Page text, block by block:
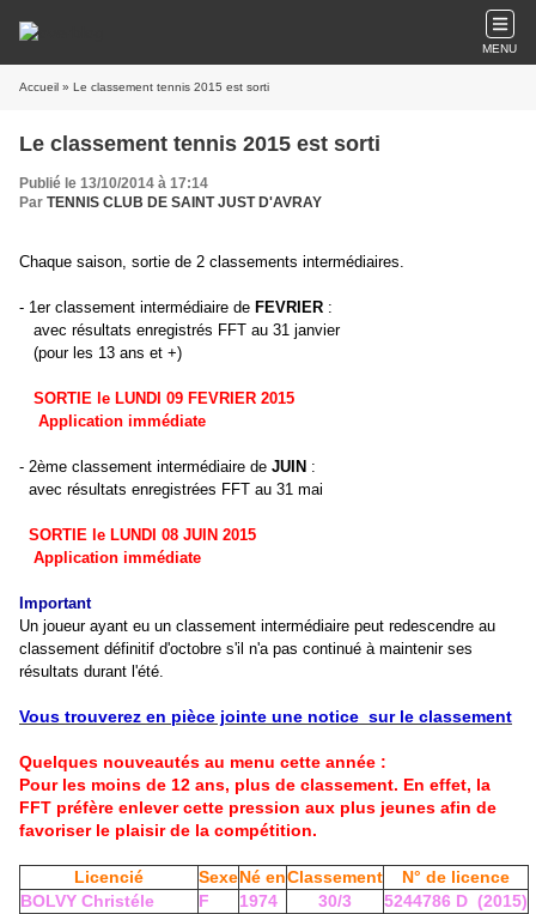
MENU
Accueil » Le classement tennis 2015 est sorti
Le classement tennis 2015 est sorti
Publié le 13/10/2014 à 17:14
Par TENNIS CLUB DE SAINT JUST D'AVRAY
Chaque saison, sortie de 2 classements intermédiaires.
- 1er classement intermédiaire de FEVRIER :
avec résultats enregistrés FFT au 31 janvier
(pour les 13 ans et +)
SORTIE le LUNDI 09 FEVRIER 2015
Application immédiate
- 2ème classement intermédiaire de JUIN :
avec résultats enregistrées FFT au 31 mai
SORTIE le LUNDI 08 JUIN 2015
Application immédiate
Important
Un joueur ayant eu un classement intermédiaire peut redescendre au
classement définitif d'octobre s'il n'a pas continué à maintenir ses
résultats durant l'été.
Vous trouverez en pièce jointe une notice sur le classement
Quelques nouveautés au menu cette année :
Pour les moins de 12 ans, plus de classement. En effet, la
FFT préfère enlever cette pression aux plus jeunes afin de
favoriser le plaisir de la compétition.
Licencié SexeNé enClassement
N° de licence
BOLVY Christéle
F 1974 30/3
5244786 D (2015)